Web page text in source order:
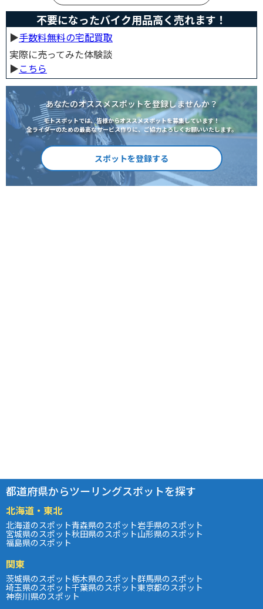
不要になったバイク用品高く売れます！
▶︎手数料無料の宅配買取
実際に売ってみた体験談
▶︎こちら
あなたのオススメスポットを登録しませんか？
モトスポットでは、皆様からオススメスポットを募集しています！
全ライダーのための最高なサービス作りに、ご協力よろしくお願いいたします。
スポットを登録する
都道府県からツーリングスポットを探す
北海道・東北
北海道のスポット青森県のスポット岩手県のスポット
宮城県のスポット秋田県のスポット山形県のスポット
福島県のスポット
関東
茨城県のスポット栃木県のスポット群馬県のスポット
埼玉県のスポット千葉県のスポット東京都のスポット
神奈川県のスポット